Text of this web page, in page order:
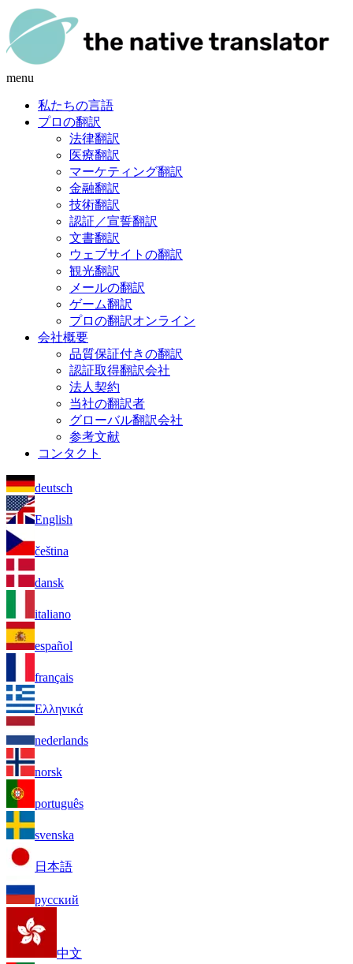
menu
私たちの言語
プロの翻訳
法律翻訳
医療翻訳
マーケティング翻訳
金融翻訳
技術翻訳
認証／宣誓翻訳
文書翻訳
ウェブサイトの翻訳
観光翻訳
メールの翻訳
ゲーム翻訳
プロの翻訳オンライン
会社概要
品質保証付きの翻訳
認証取得翻訳会社
法人契約
当社の翻訳者
グローバル翻訳会社
参考文献
コンタクト
deutsch
English
čeština
dansk
italiano
español
français
Ελληνικά
nederlands
norsk
português
svenska
日本語
русский
中文